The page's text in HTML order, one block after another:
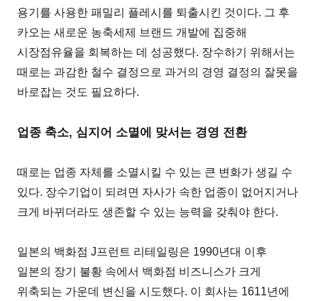
용기를 사용한 패밀리 플레시를 퇴출시킨 것이다. 그 후
카오는 새로운 농축세제 브랜드 개발에 집중해
시장점유율을 회복하는 데 성공했다. 장수하기 위해서는
때로는 과감한 철수 결정으로 과거의 경영 결정의 잘못을
바로잡는 것도 필요하다.
업종 축소, 심지어 소멸에 맞서는 경영 전환
때로는 업종 자체를 소멸시킬 수 있는 큰 변화가 생길 수
있다. 장수기업이 되려면 자사가 속한 업종이 없어지거나
크게 바뀌더라도 생존할 수 있는 능력을 갖춰야 한다.
일본의 백화점 J프런트 리테일링은 1990년대 이후
일본의 장기 불황 속에서 백화점 비즈니스가 크게
위축되는 가운데 변신을 시도했다. 이 회사는 1611년에